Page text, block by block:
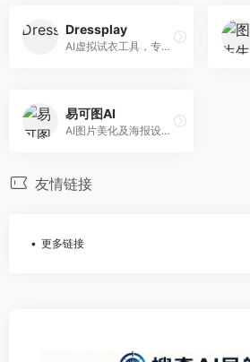
Dressplay
AI虚拟试衣工具，专注于服装电商体验。面向服装电商，提供虚拟试穿、尺码推荐、穿搭建议等服务，试衣体验真实。
易可图AI
AI图片美化及海报设计平台，专注于电商视觉设计。面向电商卖家，提供图片美化、海报设计、营销素材等服务，设计效率高。
友情链接
更多链接